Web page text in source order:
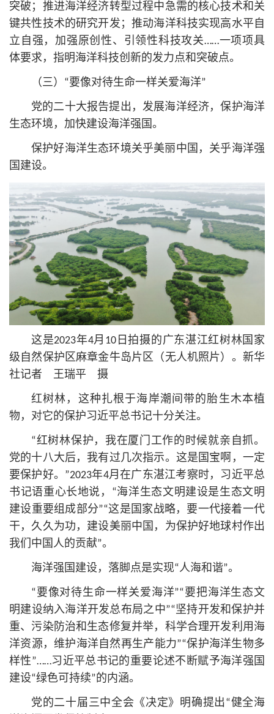
突破；推进海洋经济转型过程中急需的核心技术和关
键共性技术的研究开发；推动海洋科技实现高水平自
立自强，加强原创性、引领性科技攻关……一项项具
体要求，指明海洋科技创新的发力点和突破点。
（三）“要像对待生命一样关爱海洋”
党的二十大报告提出，发展海洋经济，保护海洋
生态环境，加快建设海洋强国。
保护好海洋生态环境关乎美丽中国，关乎海洋强
国建设。
这是2023年4月10日拍摄的广东湛江红树林国家
级自然保护区麻章金牛岛片区（无人机照片）。新华
社记者 王瑞平 摄
红树林，这种扎根于海岸潮间带的胎生木本植
物，对它的保护习近平总书记十分关注。
“红树林保护，我在厦门工作的时候就亲自抓。
党的十八大后，我有过几次指示。这是国宝啊，一定
要保护好。”2023年4月在广东湛江考察时，习近平总
书记语重心长地说，“海洋生态文明建设是生态文明
建设重要组成部分”“这是国家战略，要一代接着一代
干，久久为功，建设美丽中国，为保护好地球村作出
我们中国人的贡献”。
海洋强国建设，落脚点是实现“人海和谐”。
“要像对待生命一样关爱海洋”“要把海洋生态文
明建设纳入海洋开发总布局之中”“坚持开发和保护并
重、污染防治和生态修复并举，科学合理开发利用海
洋资源，维护海洋自然再生产能力”“保护海洋生物多
样性”……习近平总书记的重要论述不断赋予海洋强国
建设“绿色可持续”的内涵。
党的二十届三中全会《决定》明确提出“健全海